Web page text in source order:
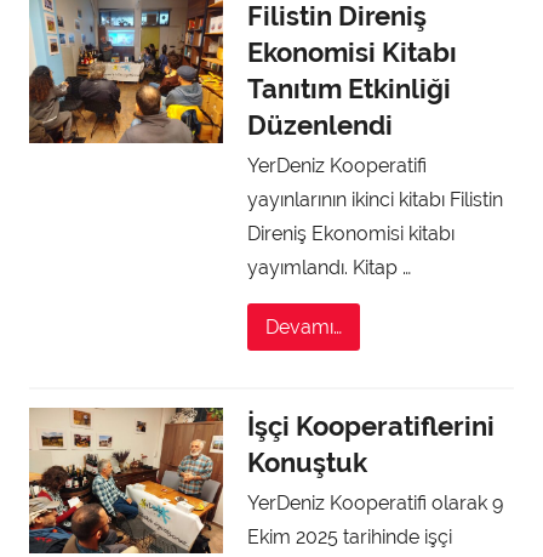
Filistin Direniş
Ekonomisi Kitabı
Tanıtım Etkinliği
Düzenlendi
YerDeniz Kooperatifi
yayınlarının ikinci kitabı Filistin
Direniş Ekonomisi kitabı
yayımlandı. Kitap …
Devamı…
İşçi Kooperatiflerini
Konuştuk
YerDeniz Kooperatifi olarak 9
Ekim 2025 tarihinde işçi